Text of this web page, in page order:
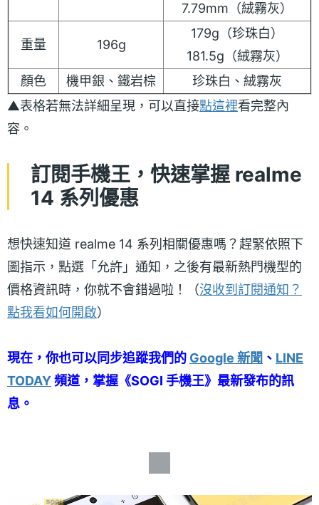
7.79mm（絨霧灰）
重量 196g
179g（珍珠白）
181.5g（絨霧灰）
顏色
機甲銀、鐵岩棕
珍珠白、絨霧灰
▲表格若無法詳細呈現，可以直接點這裡看完整內
容。
訂閱手機王，快速掌握 realme
14 系列優惠
想快速知道 realme 14 系列相關優惠嗎？趕緊依照下
圖指示，點選「允許」通知，之後有最新熱門機型的
價格資訊時，你就不會錯過啦！（沒收到訂閱通知？
點我看如何開啟）
現在，你也可以同步追蹤我們的 Google 新聞 、 LINE
TODAY頻道，掌握《SOGI 手機王》最新發布的訊
息。